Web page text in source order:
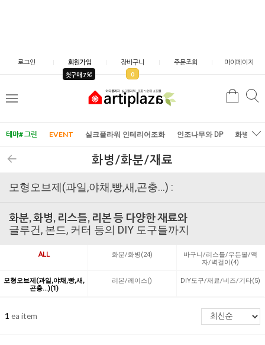
로그인 회원가입
첫구매 7
장바구니
0
주문조회 마이페이지
메
검
테마# 그린 EVENT 실크플라워 인테리어조화 인조나무와 DP 화병/화
화병/화분/재료
모형오브제(과일,야채,빵,새,곤충...) :
화분, 화병, 리스틀, 리본 등 다양한 재료와
글루건, 본드, 커터 등의 DIY 도구들까지
ALL 화분/화병(24)
바구니/리스틀/우든볼/액
자/벽걸이(4)
모형오브제(과일,야채,빵,새,
곤충...)(1)
리본/레이스() DIY도구/재료/비즈/기타(5)
1 ea item